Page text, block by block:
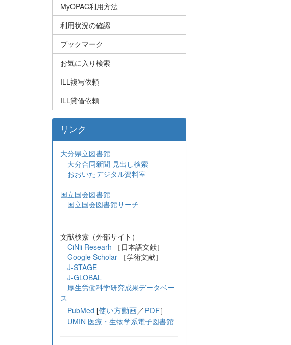
MyOPAC利用方法
利用状況の確認
ブックマーク
お気に入り検索
ILL複写依頼
ILL貸借依頼
リンク
大分県立図書館
大分合同新聞 見出し検索
おおいたデジタル資料室
国立国会図書館
国立国会図書館サーチ
文献検索（外部サイト）
CiNii Researh ［日本語文献］
Google Scholar
［学術文献］
J-STAGE
J-GLOBAL
厚生労働科学研究成果データベー
ス
PubMed [使い方動画／PDF］
UMIN 医療・生物学系電子図書館